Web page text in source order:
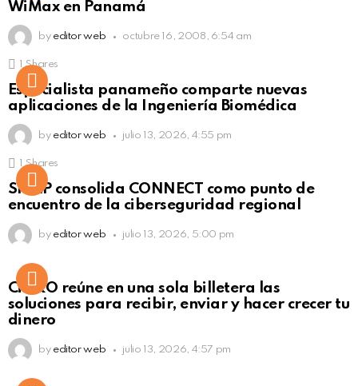
WiMax en Panamá
by editor web octubre 16, 2008, 6:54 am
Click to view this post
Shares
Especialista panameño comparte nuevas
aplicaciones de la Ingeniería Biomédica
by editor web julio 13, 2026, 4:55 pm
Click to view this post
Shares
SISAP consolida CONNECT como punto de
encuentro de la ciberseguridad regional
by editor web julio 13, 2026, 5:00 pm
Not Safe For Work
Click to view this post
CiNKO reúne en una sola billetera las
soluciones para recibir, enviar y hacer crecer tu
dinero
by editor web julio 13, 2026, 4:57 pm